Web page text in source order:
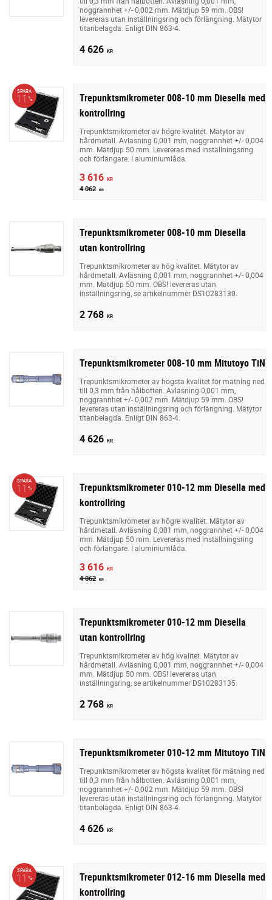
noggrannhet +/- 0,002 mm. Mätdjup 59 mm. OBS!
levereras utan inställningsring och förlängning. Mätytor
titanbelagda. Enligt DIN 863-4.
4 626 KR
Trepunktsmikrometer 008-10 mm Diesella med
kontrollring
Trepunktsmikrometer av högre kvalitet. Mätytor av
hårdmetall. Avläsning 0,001 mm, noggrannhet +/- 0,004
mm. Mätdjup 50 mm. Levereras med inställningsring
och förlängare. I aluminiumlåda.
3 616 KR
4 062 KR
SPARA
11 %
Trepunktsmikrometer 008-10 mm Diesella
utan kontrollring
Trepunktsmikrometer av hög kvalitet. Mätytor av
hårdmetall. Avläsning 0,001 mm, noggrannhet +/- 0,004
mm. Mätdjup 50 mm. OBS! levereras utan
inställningsring, se artikelnummer DS10283130.
2 768 KR
Trepunktsmikrometer 008-10 mm Mitutoyo TiN
Trepunktsmikrometer av högsta kvalitet för mätning ned
till 0,3 mm från hålbotten. Avläsning 0,001 mm,
noggrannhet +/- 0,002 mm. Mätdjup 59 mm. OBS!
levereras utan inställningsring och förlängning. Mätytor
titanbelagda. Enligt DIN 863-4.
4 626 KR
Trepunktsmikrometer 010-12 mm Diesella med
kontrollring
Trepunktsmikrometer av högre kvalitet. Mätytor av
hårdmetall. Avläsning 0,001 mm, noggrannhet +/- 0,004
mm. Mätdjup 50 mm. Levereras med inställningsring
och förlängare. I aluminiumlåda.
3 616 KR
4 062 KR
SPARA
11 %
Trepunktsmikrometer 010-12 mm Diesella
utan kontrollring
Trepunktsmikrometer av hög kvalitet. Mätytor av
hårdmetall. Avläsning 0,001 mm, noggrannhet +/- 0,004
mm. Mätdjup 50 mm. OBS! levereras utan
inställningsring, se artikelnummer DS10283135.
2 768 KR
Trepunktsmikrometer 010-12 mm Mitutoyo TiN
Trepunktsmikrometer av högsta kvalitet för mätning ned
till 0,3 mm från hålbotten. Avläsning 0,001 mm,
noggrannhet +/- 0,002 mm. Mätdjup 59 mm. OBS!
levereras utan inställningsring och förlängning. Mätytor
titanbelagda. Enligt DIN 863-4.
4 626 KR
Trepunktsmikrometer 012-16 mm Diesella med
kontrollring
SPARA
11 %